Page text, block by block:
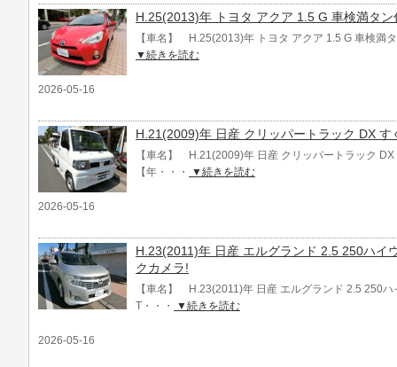
H.25(2013)年 トヨタ アクア 1.5 G 車検満タ
【車名】 H.25(2013)年 トヨタ アクア 1.5 G 車検満
▼続きを読む
2026-05-16
H.21(2009)年 日産 クリッパートラック DX
【車名】 H.21(2009)年 日産 クリッパートラック
【年・・・
▼続きを読む
2026-05-16
H.23(2011)年 日産 エルグランド 2.5 250ハイ
クカメラ!
【車名】 H.23(2011)年 日産 エルグランド 2.5 250
T・・・
▼続きを読む
2026-05-16